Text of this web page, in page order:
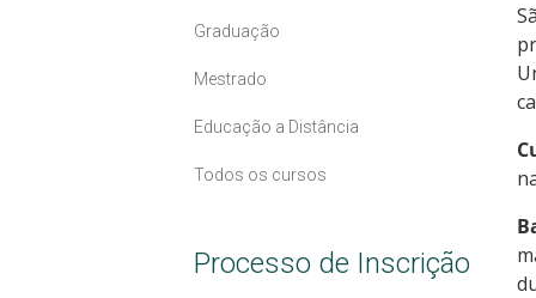
Graduação
Mestrado
Educação a Distância
Todos os cursos
Processo de Inscrição